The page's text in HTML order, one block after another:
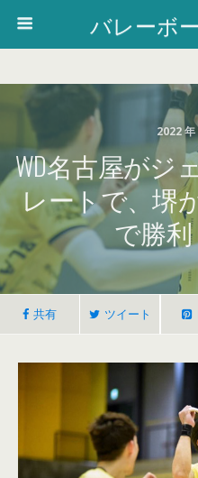
バレーボ
2022
WD名古屋がジ
レートで、堺
で勝
共有 ツイート